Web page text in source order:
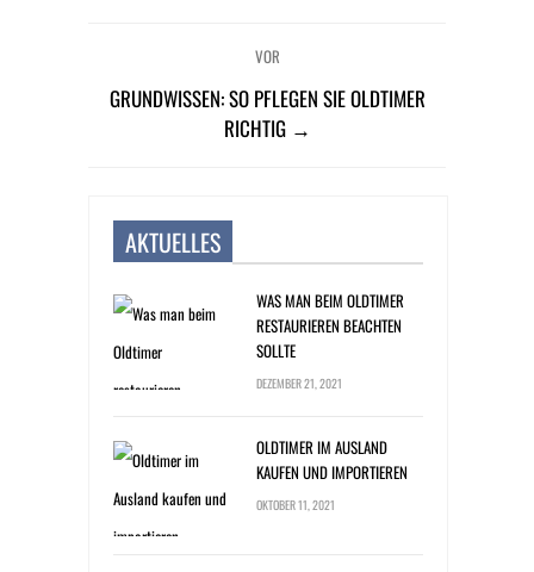
VOR
GRUNDWISSEN: SO PFLEGEN SIE OLDTIMER
RICHTIG →
AKTUELLES
WAS MAN BEIM OLDTIMER
RESTAURIEREN BEACHTEN
SOLLTE
DEZEMBER 21, 2021
OLDTIMER IM AUSLAND
KAUFEN UND IMPORTIEREN
OKTOBER 11, 2021